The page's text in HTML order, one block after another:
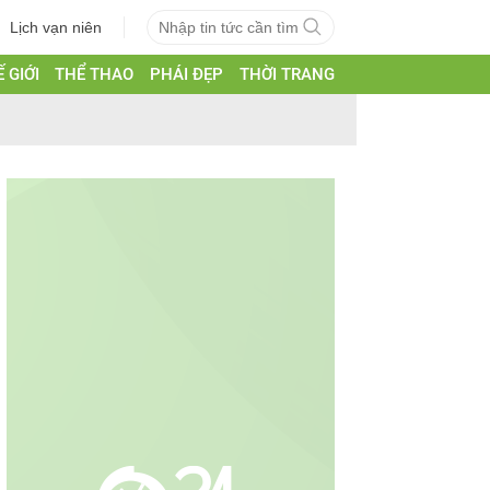
Lịch vạn niên
GIỚI THỂ THAO PHÁI ĐẸP THỜI TRANG